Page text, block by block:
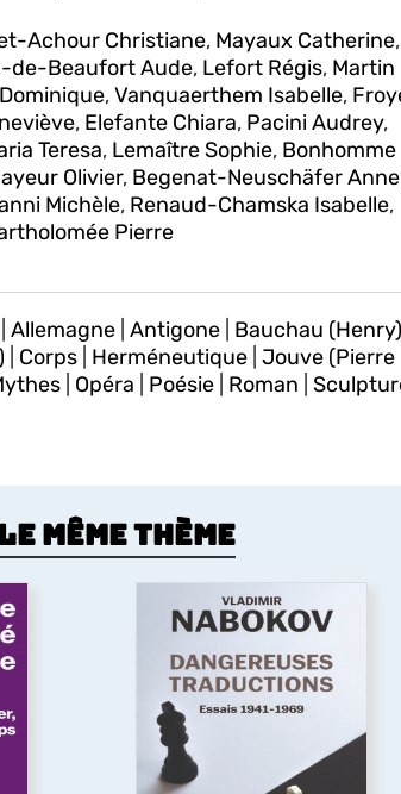
Achour Christiane, Mayaux Catherine,
de-Beaufort Aude, Lefort Régis, Martin
,Vanquaerthem Isabelle,
, Elefante Chiara, Pacini Audrey,
Teresa, Lemaître Sophie, Bonhomme
Olivier, Begenat-Neuschäfer Anne
Michèle, Renaud-Chamska Isabelle,
Pierre
Allemagne| Antigone| Bauchau (Henry)
Corps| Herméneutique| Jouve (Pierre
| Opéra Poésie| Roman
même thème
la
Dangereuses
traductions
À partir de textes pour la
plupart inédits en français,
cet ouvrage présente la